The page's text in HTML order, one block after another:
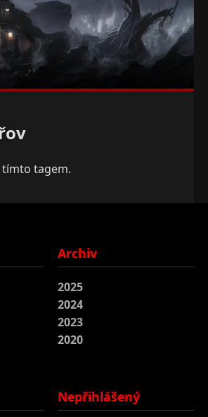
tímto tagem.
Archiv
2025
2024
2023
2020
Nepřihlášený